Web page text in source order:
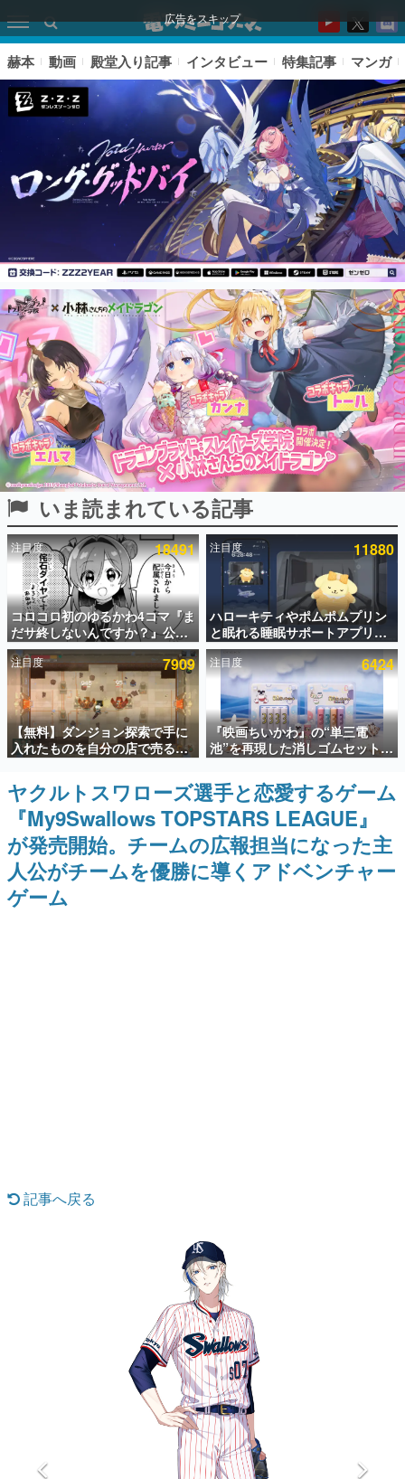
広告をスキップ
ピックアップ
電ファミのいま読まれている記事ランキング
アプリセール情報
インタビュー
連載・特集一覧
殿堂入り記事
SNS拡散数が数千以上！ ページビュー数万以上！ などな
ど。多くの人々に読まれた、電ファミ渾身の“殿堂入り”記
事をまとめました。
ゲームの企画書
名作ゲームクリエイターの方々に製作時のエピソードをお
聞きし、ヒットする企画（ゲーム）とは何か？を探ってい
きます。
赫本
この物語を解いてはいけない。『赫本』は、〈試験問題〉
の形をした短編ホラー小説集です。
新世代に訊く
これからのデジタルゲーム市場を担う若きクリエイター達
の姿を追い、彼らのルーツと情熱を探っていきます。
ゲーム世代の作家たち
ゲームに多大な影響を受けた作家さんに取材し、ゲームが
日本のコンテンツ産業やカルチャーに与えた影響を探る企
画です。
日本モバイルゲーム産業史
日本のモバイルゲーム史における主要なトピック・タイト
特集記事
電ファミニコゲーマーとは？
赫本 動画 殿堂入り記事 インタビュー 特集記事 マンガ
いま読まれている記事
注目度 18491
コロコロ初のゆるかわ4コマ『ま
だサ終しないんですか？』公開
スタート。主人公は新入社員の
侘石ダイヤ、ゲーム会社を舞台
にトラブルへ対応する社員たち
を描く
注目度 11880
ハローキティやポムポムプリン
と眠れる睡眠サポートアプリ
『ゆめたび』が配信中。キャラ
ごとのASMRや目覚ましアラー
ムも搭載
注目度 7909
【無料】ダンジョン探索で手に
入れたものを自分の店で売るゲ
ーム『Moonlighter』がSteam
『Moonlighter 2』の9月2日正
式リリースを記念したキャンペ
ーン
注目度 6424
『映画ちいかわ』の“単三電
池”を再現した消しゴムセットが
8月7日より発売決定。公式は
「在ったものを 消しながら いつ
かなくなる 永遠のいのち」と紹
介
ヤクルトスワローズ選手と恋愛するゲーム
『My9Swallows TOPSTARS LEAGUE』
が発売開始。チームの広報担当になった主
人公がチームを優勝に導くアドベンチャー
ゲーム
記事へ戻る